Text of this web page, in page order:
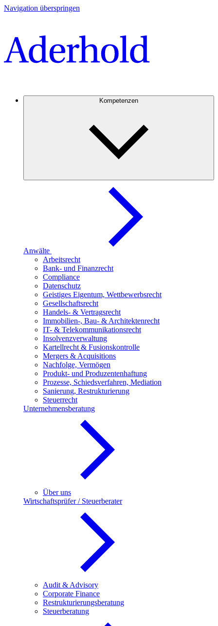
Navigation überspringen
Kompetenzen
Anwälte
Arbeitsrecht
Bank- und Finanzrecht
Compliance
Datenschutz
Geistiges Eigentum, Wettbewerbsrecht
Gesellschaftsrecht
Handels- & Vertragsrecht
Immobilien-, Bau- & Architektenrecht
IT- & Telekommunikationsrecht
Insolvenzverwaltung
Kartellrecht & Fusionskontrolle
Mergers & Acquisitions
Nachfolge, Vermögen
Produkt- und Produzentenhaftung
Prozesse, Schiedsverfahren, Mediation
Sanierung, Restrukturierung
Steuerrecht
Unternehmensberatung
Über uns
Wirtschaftsprüfer / Steuerberater
Audit & Advisory
Corporate Finance
Restrukturierungsberatung
Steuerberatung